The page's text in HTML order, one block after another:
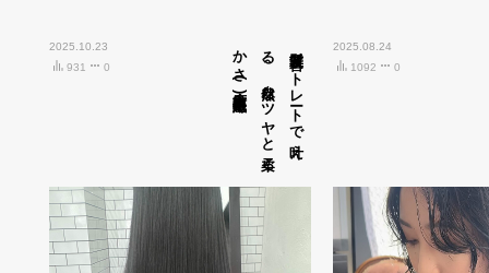
2025.10.23
931
0 髪質改善ス
ト
レ
ート
で
叶え
る
、
自然な
ツ
ヤ
と
柔ら
か
さ
(
広島市中区紙屋町)
2025.08.24
1092
0